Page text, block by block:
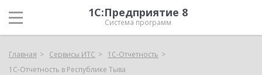
1С:Предприятие 8
Система программ
Главная Сервисы ИТС
1С-Отчетность
1С-Отчетность в Республике Тыва